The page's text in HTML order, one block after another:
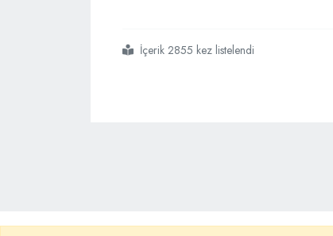
#hindistan
#türkiye
#ile
#pakistan
#nükleer
#silah
#geliştiriyor
İçerik 2855 kez listelendi